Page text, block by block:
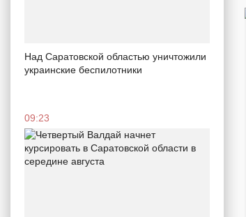
Над Саратовской областью уничтожили
украинские беспилотники
09:23